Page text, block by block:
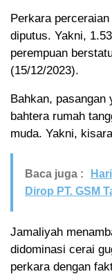
Perkara
diputus. Yakni,
perempuan
(15/12/2023).
Bahkan, pasangan
bahtera rumah
muda. Yakni,
Baca juga :
Dirop PT. GSM
Jamaliyah
didominasi cerai
perkara dengan